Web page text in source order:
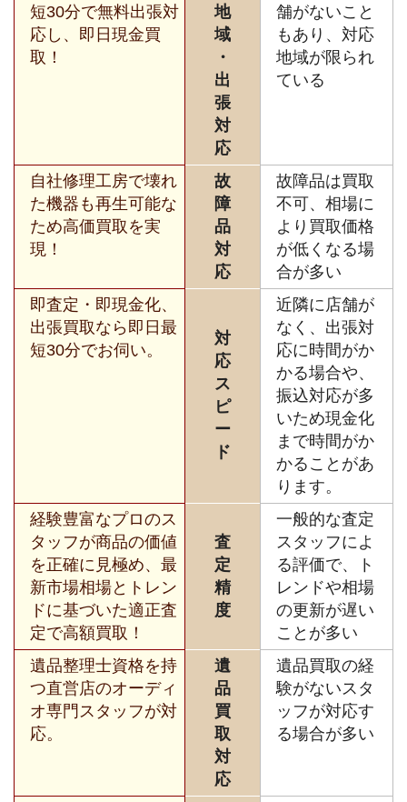
短30分で無料出張対
応し、即日現金買
取！
地
域
・
出
張
対
応
舗がないこと
もあり、対応
地域が限られ
ている
自社修理工房で壊れ
た機器も再生可能な
ため高価買取を実
現！
故
障
品
対
応
故障品は買取
不可、相場に
より買取価格
が低くなる場
合が多い
即査定・即現金化、
出張買取なら即日最
短30分でお伺い。
対
応
ス
ピ
ー
ド
近隣に店舗が
なく、出張対
応に時間がか
かる場合や、
振込対応が多
いため現金化
まで時間がか
かることがあ
ります。
経験豊富なプロのス
タッフが商品の価値
を正確に見極め、最
新市場相場とトレン
ドに基づいた適正査
定で高額買取！
査
定
精
度
一般的な査定
スタッフによ
る評価で、ト
レンドや相場
の更新が遅い
ことが多い
遺品整理士資格を持
つ直営店のオーディ
オ専門スタッフが対
応。
遺
品
買
取
対
応
遺品買取の経
験がないスタ
ッフが対応す
る場合が多い